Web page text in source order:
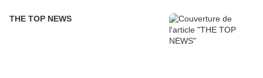
THE TOP NEWS